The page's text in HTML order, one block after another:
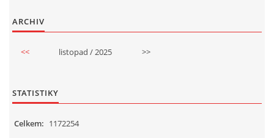
ARCHIV
<< listopad / 2025 >>
STATISTIKY
Celkem: 1172254